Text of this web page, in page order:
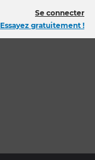
Se connecter
Essayez gratuitement !